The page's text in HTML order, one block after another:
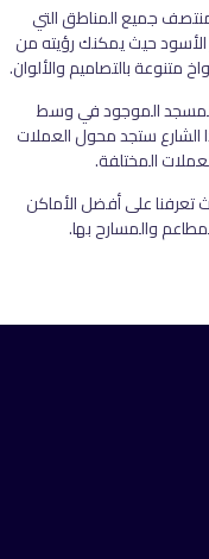
جميع المناطق التي
حيث يمكنك رؤيته من
متنوعة بالتصاميم والألوان.
الموجود في وسط
الشارع ستجد محول العملات
المختلفة.
تعرفنا على أفضل الأماكن
والمسارح بها.